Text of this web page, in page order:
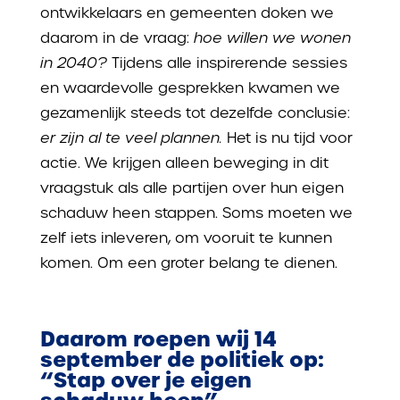
ontwikkelaars en gemeenten doken we
daarom in de vraag: hoe willen we wonen
in 2040? Tijdens alle inspirerende sessies
en waardevolle gesprekken kwamen we
gezamenlijk steeds tot dezelfde conclusie:
er zijn al te veel plannen. Het is nu tijd voor
actie. We krijgen alleen beweging in dit
vraagstuk als alle partijen over hun eigen
schaduw heen stappen. Soms moeten we
zelf iets inleveren, om vooruit te kunnen
komen. Om een groter belang te dienen.
Daarom roepen wij 14
september de politiek op:
“Stap over je eigen